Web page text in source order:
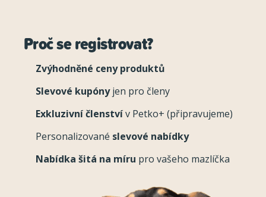
Proč se registrovat?
Zvýhodněné ceny produktů
Slevové kupónyjen pro členy
Exkluzivní členstvív Petko+ (připravujeme)
Personalizované slevové nabídky
Nabídka šitá na míru pro vašeho mazlíčka